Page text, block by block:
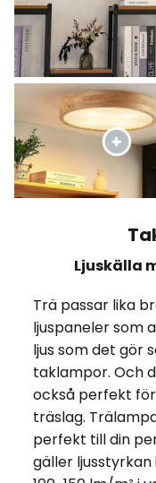
Ljuskälla
Trä passar lika
ljuspaneler som
ljus som det gör
taklampor. Och
också perfekt
träslag.
perfekt till din
gäller